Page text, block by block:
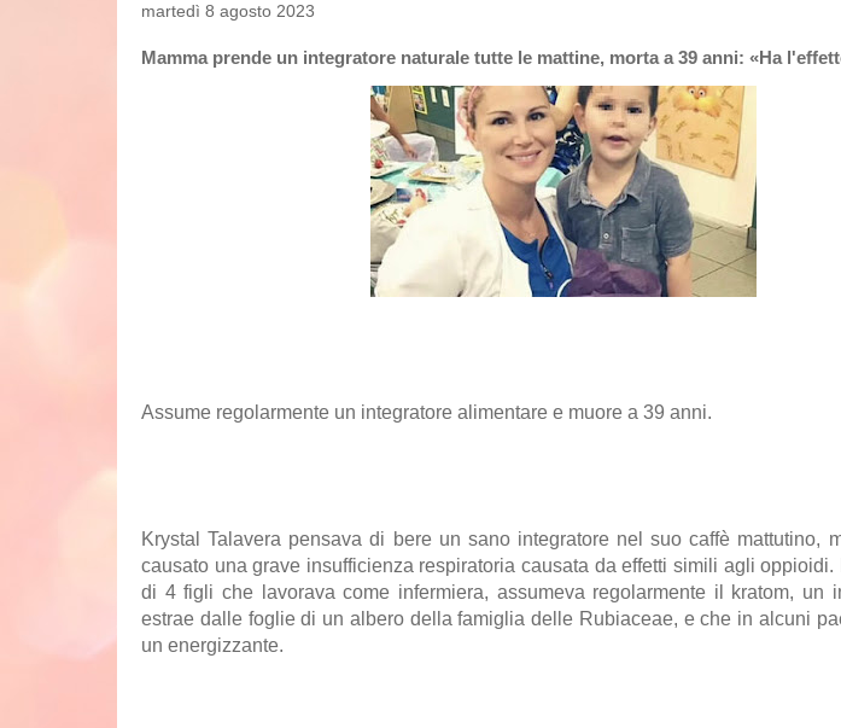
martedì 8 agosto 2023
Mamma prende un integratore naturale tutte le mattine, morta a 39 anni: «Ha
Assume regolarmente un integratore alimentare e muore a 39 anni.
Krystal Talavera pensava di bere un sano integratore nel suo caffè mattutino,
causato una grave insufficienza respiratoria causata da effetti simili aglioppioidi.
di 4 figli che lavorava come infermiera, assumeva regolarmente il kratom, un
estrae dalle foglie di un albero della famiglia delle Rubiaceae, e che in alcuni
un energizzante.